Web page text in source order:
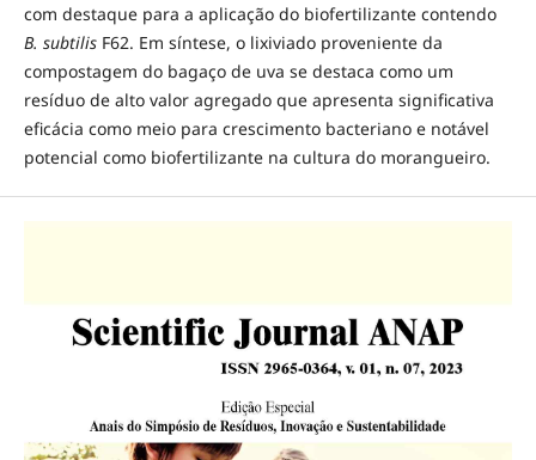
com destaque para a aplicação do biofertilizante contendo
B. subtilisF62. Em síntese, o lixiviado proveniente da
compostagem do bagaço de uva se destaca como um
resíduo de alto valor agregado que apresenta significativa
eficácia como meio para crescimento bacteriano e notável
potencial como biofertilizante na cultura do morangueiro.